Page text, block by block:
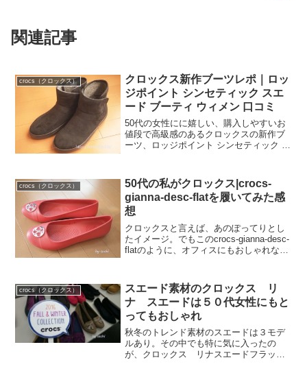
関連記事
crocs（クロックス）
クロックス新作ブーツレポ｜ロッ
ジポイント シンセティック スエ
ード ブーティ ウィメン 口コミ
50代の女性にに嬉しい、購入しやすいお
値段で高級感のあるクロックスの新作ブ
ーツ、ロッジポイント シンセティック ス
crocs（クロックス）
50代の私がクロックス|crocs-
gianna-desc-flatを履いてみた感
想
クロックスと言えば、あのぽってりとし
たイメージ。でもこのcrocs-gianna-desc-
flatのように、オフィスにもおしゃれな街
ります。
crocs（クロックス）
スエード素材のクロックス リ
ナ スエードは５０代女性にもと
ってもおしゃれ
秋冬のトレンド素材のスエードは３モデ
ルあり。その中でも特に気に入ったの
が、クロックス リナスエードフラット